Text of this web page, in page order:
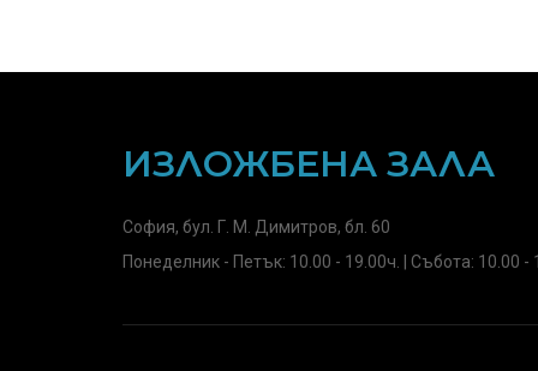
ИЗЛОЖБЕНА ЗАЛА
София, бул. Г. М. Димитров, бл. 60
Понеделник - Петък: 10.00 - 19.00ч. | Събота: 10.00 -